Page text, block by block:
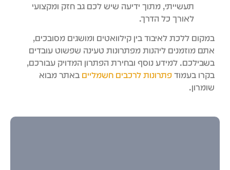
תעשייתי, מתוך ידיעה שיש לכם גב חזק ומקצועי
לאורך כל הדרך.
ללכת לאיבוד בין קילוואטים ומושגים מסובכים,
מוזמנים ליהנות מפתרונות טעינה שפשוט עובדים
למידע נוסף ובחירת הפתרון המדויק עבורכם,
בעמודפתרונות לרכבים חשמלייםבאתר מבוא